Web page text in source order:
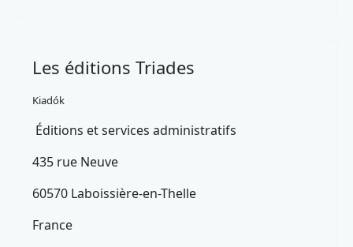
Les éditions Triades
Kiadók
Éditions et services administratifs
435 rue Neuve
60570 Laboissière-en-Thelle
France